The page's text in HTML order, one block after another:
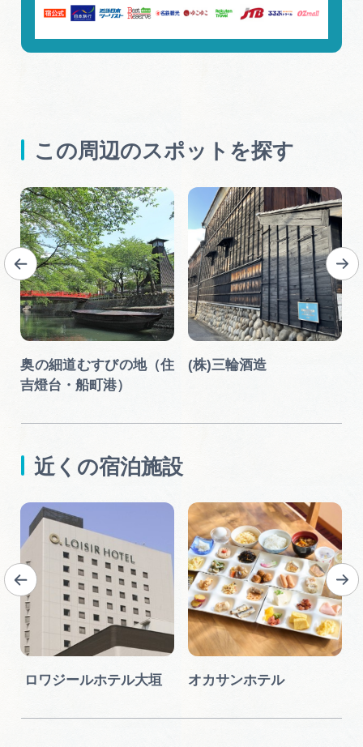
この周辺のスポットを探す
奥の細道むすびの地（住
吉燈台・船町港）
(株)三輪酒造
近くの宿泊施設
ロワジールホテル大垣 オカサンホテル